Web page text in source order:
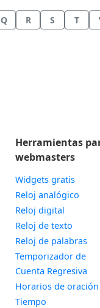
Q R S T
Herramientas
webmasters
Widgets gratis
Reloj analógico
Reloj digital
Reloj de texto
Reloj de palabras
Temporizador de
Cuenta Regresiva
Horarios de oración
Tiempo